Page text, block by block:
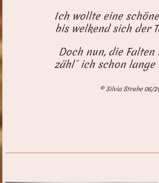
Ich wollte eine
bis welkend sich der
Doch nun, die Falten
zähl´ ich schon
© Silvia Strube 06/